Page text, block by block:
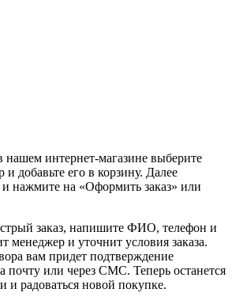
нашем интернет-магазине выберите
добавьте его в корзину. Далее
нажмите на «Оформить заказ» или
заказ, напишите ФИО, телефон и
менеджер и уточнит условия заказа.
вам придет подтверждение
почту или через СМС. Теперь останется
и радоваться новой покупке.